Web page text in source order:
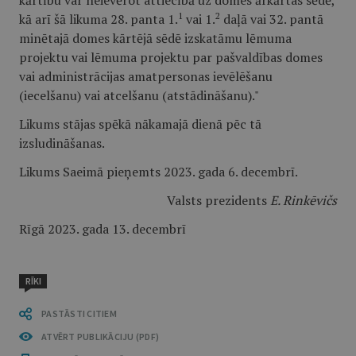
kā arī šā likuma 28. panta 1. 1 vai 1.2 daļā vai 32. pantā
minētajā domes kārtējā sēdē izskatāmu lēmuma
projektu vai lēmuma projektu par pašvaldības domes
vai administrācijas amatpersonas ievēlēšanu
(iecelšanu) vai atcelšanu (atstādināšanu)."
Likums stājas spēkā nākamajā dienā pēc tā
izsludināšanas.
Likums Saeimā pieņemts 2023. gada 6. decembrī.
Valsts prezidentsE. Rinkēvičs
Rīgā 2023. gada 13. decembrī
RĪKI
PASTĀSTI CITIEM
ATVĒRT PUBLIKĀCIJU (PDF)